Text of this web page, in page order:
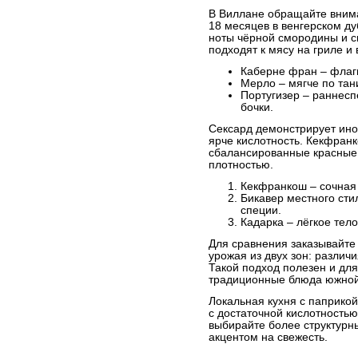
В Виллане обращайте
18 месяцев в венгерском
ноты чёрной смородины и
подходят к мясу на гриле
Каберне фран –
Мерло – мягче по
Португизер –
бочки.
Сексард демонстрирует
ярче кислотность.
сбалансированные
плотностью.
Кекфранкош –
Бикавер местного
специи.
Кадарка – лёгкое
Для сравнения
урожая из двух зон:
Такой подход полезен и
традиционные блюда
Локальная кухня с
с достаточной
выбирайте более
акцентом на свежесть.